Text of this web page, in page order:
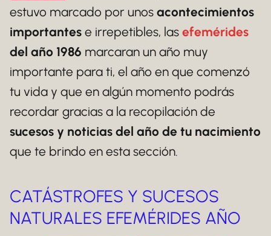
estuvo marcado por unos acontecimientos
importantes e irrepetibles, las efemérides
del año 1986 marcaran un año muy
importante para ti, el año en que comenzó
tu vida y que en algún momento podrás
recordar gracias a la recopilación de
sucesos y noticias del año de tu nacimiento
que te brindo en esta sección.
CATÁSTROFES Y SUCESOS
NATURALES EFEMÉRIDES AÑO